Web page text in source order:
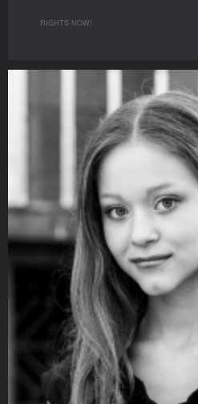
RIGHTS NOW!